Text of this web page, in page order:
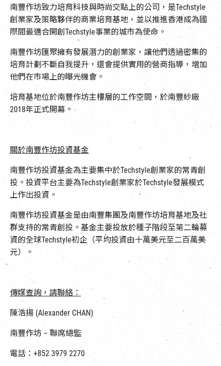
南豐作坊致力培育科技與時尚交點上的公司，是Techstyle
創業家及策略夥伴的商業培育基地，並以推進香港成為國
際間最適合開創Techstyle事業的城市為使命。
南豐作坊匯聚擁有發展潛力的創業家，讓他們透過密集的
培育計劃不斷自我提升，還會提供實用的營商指導，增加
他們在市場上的曝光機會。
培育基地位於南豐作坊主樓層的工作空間，於南豐紗廠
2018年正式開幕。
關於南豐作坊投資基金
南豐作坊投資基金為主要集中於Techstyle創業家的常青創
投。投資平台主要為Techstyle創業家於Techstyle發展模式
上作出投資。
南豐作坊投資基金是由南豐集團及南豐作坊培育基地及社
群支持的常青創投。基金主要投放於種子階段至第二輪募
資的全球Techstyle初企（平均投資由十萬美元至二百萬美
元）。
傳媒查詢，請聯絡：
陳浩揚 (Alexander CHAN)
南豐作坊 – 聯席總監
電話：+852 3979 2270